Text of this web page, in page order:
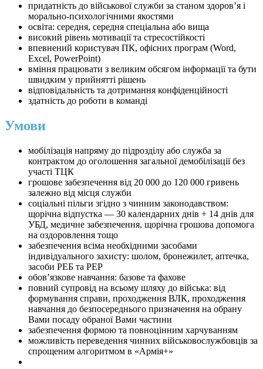
придатність до військової служби за станом здоров’я і
морально-психологічними якостями
освіта: середня, середня спеціальна або вища
високий рівень мотивації та стресостійкості
впевнений користувач ПК, офісних програм (Word,
Excel, PowerPoint)
вміння працювати з великим обсягом інформації та бути
швидким у прийнятті рішень
відповідальність та дотримання конфіденційності
здатність до роботи в команді
Умови
мобілізація напряму до підрозділу або служба за
контрактом до оголошення загальної демобілізації без
участі ТЦК
грошове забезпечення від 20 000 до 120 000 гривень
залежно від місця служби
соціальні пільги згідно з чинним законодавством:
щорічна відпустка — 30 календарних днів + 14 днів для
УБД, медичне забезпечення, щорічна грошова допомога
на оздоровлення тощо
забезпечення всіма необхідними засобами
індивідуального захисту: шолом, бронежилет, аптечка,
засоби РЕБ та РЕР
обов’язкове навчання: базове та фахове
повний супровід на всьому шляху до війська: від
формування справи, проходження ВЛК, проходження
навчання до безпосереднього призначення на обрану
Вами посаду обраної Вами частини
забезпечення формою та повноцінним харчуванням
можливість переведення чинних військовослужбовців за
спрощеним алгоритмом в «Армія+»